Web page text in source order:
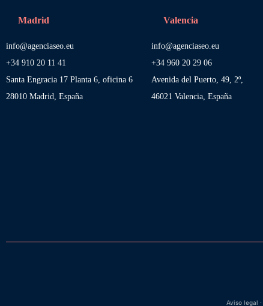
Madrid
info@agenciaseo.eu
+34 910 20 11 41
Santa Engracia 17 Planta 6, oficina 6
28010 Madrid, España
Valencia
info@agenciaseo.eu
+34 960 20 29 06
Avenida del Puerto, 49, 2º,
46021 Valencia, España
Aviso legal ·